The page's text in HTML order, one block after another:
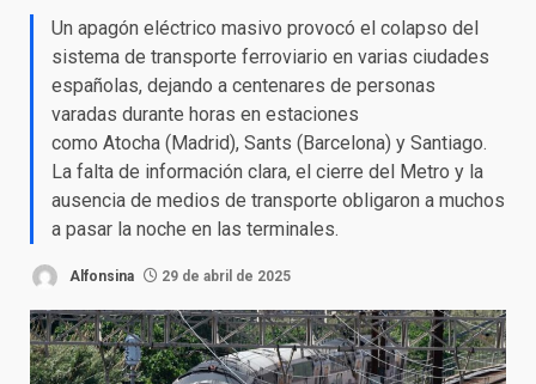
Un apagón eléctrico masivo provocó el colapso del
sistema de transporte ferroviario en varias ciudades
españolas, dejando a centenares de personas
varadas durante horas en estaciones
como Atocha (Madrid), Sants (Barcelona) y Santiago.
La falta de información clara, el cierre del Metro y la
ausencia de medios de transporte obligaron a muchos
a pasar la noche en las terminales.
Alfonsina 29 de abril de 2025